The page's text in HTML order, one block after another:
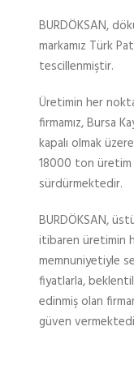
BURDÖKSAN,
markamız Türk
tescillenmiştir.
Üretimin her
firmamız, Bursa
kapalı olmak
18000 ton
sürdürmektedir.
BURDÖKSAN,
itibaren üretimin
memnuniyetiyle
fiyatlarla,
edinmiş olan
güven